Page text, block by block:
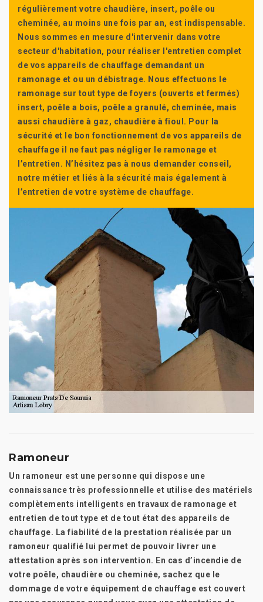
régulièrement votre chaudière, insert, poêle ou
cheminée, au moins une fois par an, est indispensable.
Nous sommes en mesure d'intervenir dans votre
secteur d'habitation, pour réaliser l'entretien complet
de vos appareils de chauffage demandant un
ramonage et ou un débistrage. Nous effectuons le
ramonage sur tout type de foyers (ouverts et fermés)
insert, poêle a bois, poêle a granulé, cheminée, mais
aussi chaudière à gaz, chaudière à fioul. Pour la
sécurité et le bon fonctionnement de vos appareils de
chauffage il ne faut pas négliger le ramonage et
l’entretien. N’hésitez pas à nous demander conseil,
notre métier et liés à la sécurité mais également à
l’entretien de votre système de chauffage.
Ramoneur
Un ramoneur est une personne qui dispose une
connaissance très professionnelle et utilise des matériels
complètements intelligents en travaux de ramonage et
entretien de tout type et de tout état des appareils de
chauffage. La fiabilité de la prestation réalisée par un
ramoneur qualifié lui permet de pouvoir livrer une
attestation après son intervention. En cas d’incendie de
votre poêle, chaudière ou cheminée, sachez que le
dommage de votre équipement de chauffage est couvert